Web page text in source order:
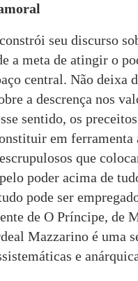
seu discurso
a meta de atingir o
central. Não deixa
a descrença nos
sentido, os
em ferramenta
que
poder acima de
pode ser
de O Príncipe, de
Mazzarino é uma
e